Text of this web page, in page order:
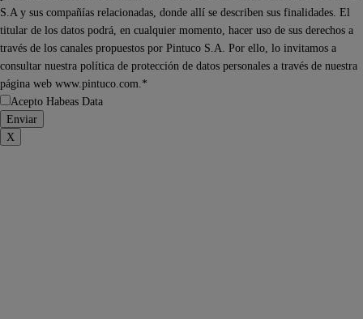
S.A y sus compañías relacionadas, donde allí se describen sus finalidades. El
titular de los datos podrá, en cualquier momento, hacer uso de sus derechos a
través de los canales propuestos por Pintuco S.A. Por ello, lo invitamos a
consultar nuestra política de protección de datos personales a través de nuestra
página web www.pintuco.com.*
Acepto Habeas Data
X